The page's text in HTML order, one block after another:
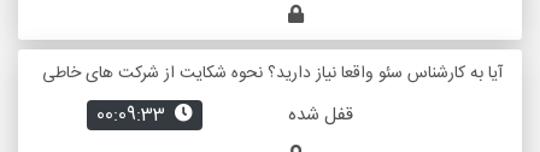
آیا به کارشناس سئو واقعا نیاز دارید؟ نحوه شکایت از شرکت های خاطی
قفل شده